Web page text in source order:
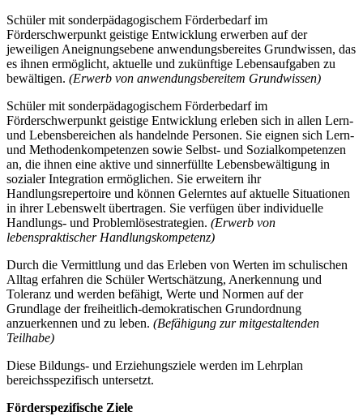
Schüler mit sonderpädagogischem Förderbedarf im
Förderschwerpunkt geistige Entwicklung erwerben auf der
jeweiligen Aneignungsebene anwendungsbereites Grundwissen, das
es ihnen ermöglicht, aktuelle und zukünftige Lebensaufgaben zu
bewältigen. (Erwerb von anwendungsbereitem Grundwissen)
Schüler mit sonderpädagogischem Förderbedarf im
Förderschwerpunkt geistige Entwicklung erleben sich in allen Lern-
und Lebensbereichen als handelnde Personen. Sie eignen sich Lern-
und Methodenkompetenzen sowie Selbst- und Sozialkompetenzen
an, die ihnen eine aktive und sinnerfüllte Lebensbewältigung in
sozialer Integration ermöglichen. Sie erweitern ihr
Handlungsrepertoire und können Gelerntes auf aktuelle Situationen
in ihrer Lebenswelt übertragen. Sie verfügen über individuelle
Handlungs- und Problemlösestrategien. (Erwerb von
lebenspraktischer Handlungskompetenz)
Durch die Vermittlung und das Erleben von Werten im schulischen
Alltag erfahren die Schüler Wertschätzung, Anerkennung und
Toleranz und werden befähigt, Werte und Normen auf der
Grundlage der freiheitlich-demokratischen Grundordnung
anzuerkennen und zu leben. (Befähigung zur mitgestaltenden
Teilhabe)
Diese Bildungs- und Erziehungsziele werden im Lehrplan
bereichsspezifisch untersetzt.
Förderspezifische Ziele